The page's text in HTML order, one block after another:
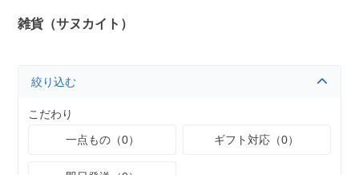
雑貨（サヌカイト）
絞り込む
こだわり
一点もの（0）
ギフト対応（0）